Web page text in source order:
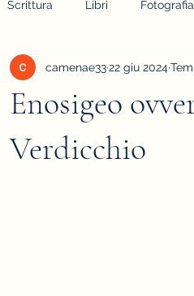
Scrittura Libri Fotografia
Enosigeo
Verdicchio
camenae3322 giu 2024